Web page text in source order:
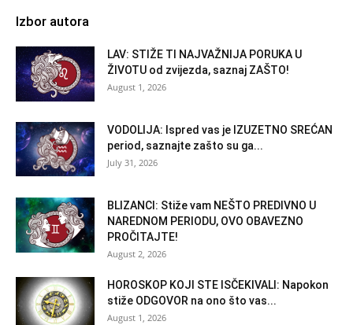
Izbor autora
LAV: STIŽE TI NAJVAŽNIJA PORUKA U
ŽIVOTU od zvijezda, saznaj ZAŠTO!
August 1, 2026
VODOLIJA: Ispred vas je IZUZETNO SREĆAN
period, saznajte zašto su ga...
July 31, 2026
BLIZANCI: Stiže vam NEŠTO PREDIVNO U
NAREDNOM PERIODU, OVO OBAVEZNO
PROČITAJTE!
August 2, 2026
HOROSKOP KOJI STE ISČEKIVALI: Napokon
stiže ODGOVOR na ono što vas...
August 1, 2026